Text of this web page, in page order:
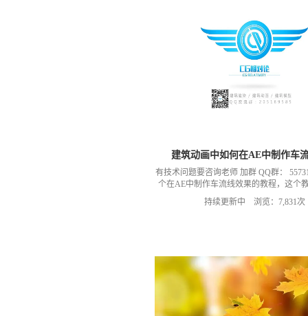
建筑动画中如何在AE中制作车
有技术问题要咨询老师 加群 QQ群：
个在AE中制作车流线效果的教程，这个
众号上面的每周疑问解答的视
持续更新中 浏览：7,831次